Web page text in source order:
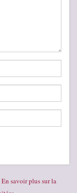
En savoir plus sur la